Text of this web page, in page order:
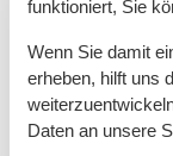
Waschbecken
WC
Wäschetrockner
Basic
funktioniert, Sie
Wenn Sie damit
erheben, hilft uns
Daten an unsere